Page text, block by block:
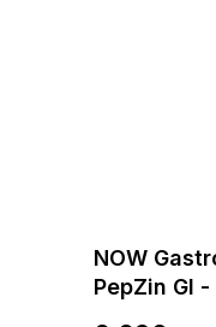
NOW
PepZin GI